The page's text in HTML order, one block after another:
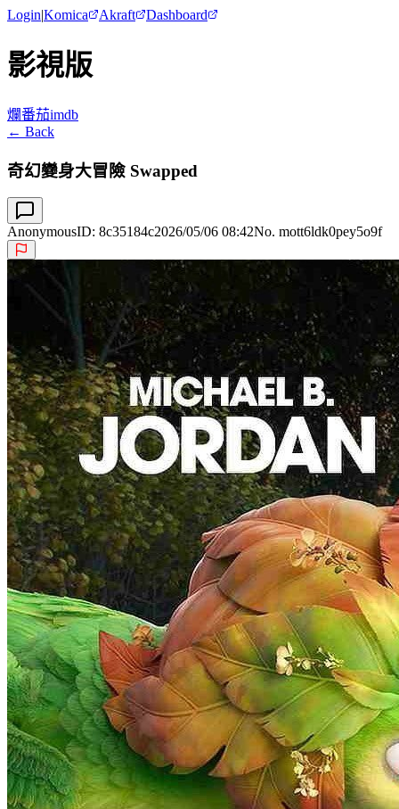
Login|Komica Akraft Dashboard
影視版
爛番茄imdb
← Back
奇幻變身大冒險 Swapped
AnonymousID: 8c35184c2026/05/06 08:42No. mott6ldk0pey5o9f